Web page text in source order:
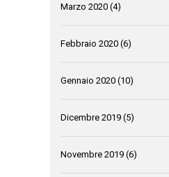
Marzo 2020 (4)
Febbraio 2020 (6)
Gennaio 2020 (10)
Dicembre 2019 (5)
Novembre 2019 (6)